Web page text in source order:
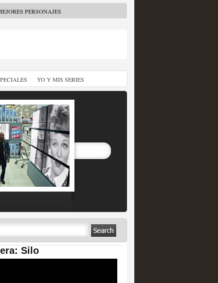
PERSONAJES
YO Y MIS SERIES
Silo